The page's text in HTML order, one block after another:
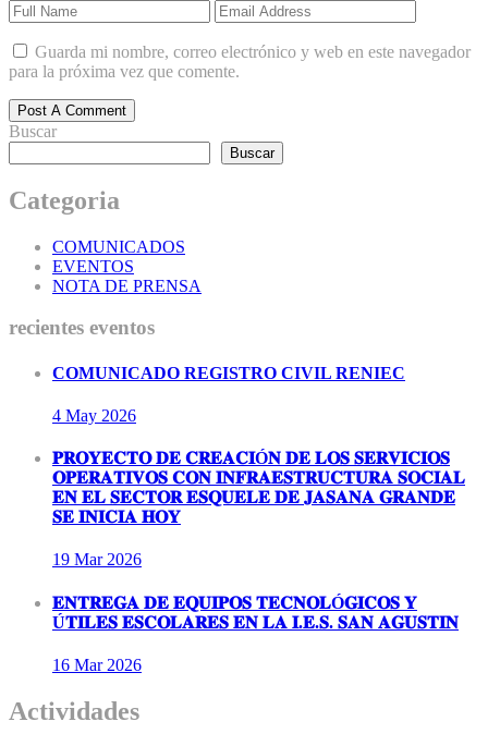
Guarda mi nombre, correo electrónico y web en este navegador
para la próxima vez que comente.
Post A Comment
Buscar
Buscar
Categoria
COMUNICADOS
EVENTOS
NOTA DE PRENSA
recientes eventos
COMUNICADO REGISTRO CIVIL RENIEC
4 May 2026
𝐏𝐑𝐎𝐘𝐄𝐂𝐓𝐎 𝐃𝐄 𝐂𝐑𝐄𝐀𝐂𝐈Ó𝐍 𝐃𝐄 𝐋𝐎𝐒 𝐒𝐄𝐑𝐕𝐈𝐂𝐈𝐎𝐒
𝐎𝐏𝐄𝐑𝐀𝐓𝐈𝐕𝐎𝐒 𝐂𝐎𝐍 𝐈𝐍𝐅𝐑𝐀𝐄𝐒𝐓𝐑𝐔𝐂𝐓𝐔𝐑𝐀 𝐒𝐎𝐂𝐈𝐀𝐋
𝐄𝐍 𝐄𝐋 𝐒𝐄𝐂𝐓𝐎𝐑 𝐄𝐒𝐐𝐔𝐄𝐋𝐄 𝐃𝐄 𝐉𝐀𝐒𝐀𝐍𝐀 𝐆𝐑𝐀𝐍𝐃𝐄
𝐒𝐄 𝐈𝐍𝐈𝐂𝐈𝐀 𝐇𝐎𝐘
19 Mar2026
𝐄𝐍𝐓𝐑𝐄𝐆𝐀 𝐃𝐄 𝐄𝐐𝐔𝐈𝐏𝐎𝐒 𝐓𝐄𝐂𝐍𝐎𝐋Ó𝐆𝐈𝐂𝐎𝐒 𝐘
Ú𝐓𝐈𝐋𝐄𝐒 𝐄𝐒𝐂𝐎𝐋𝐀𝐑𝐄𝐒 𝐄𝐍 𝐋𝐀 𝐈.𝐄.𝐒. 𝐒𝐀𝐍 𝐀𝐆𝐔𝐒𝐓𝐈𝐍
16 Mar2026
Actividades